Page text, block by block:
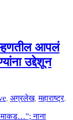
म्हणतील आपलं
उद्देशून
, अग्रलेख,महाराष्ट्र,